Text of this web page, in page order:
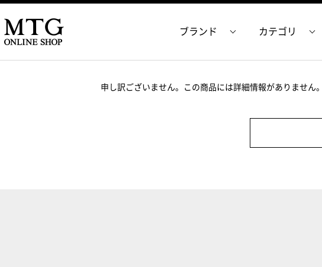
ブランド カテゴリ
申し訳ございません。この商品には詳細情報がありません。